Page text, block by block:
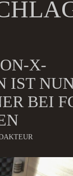
X-
IST
BEI